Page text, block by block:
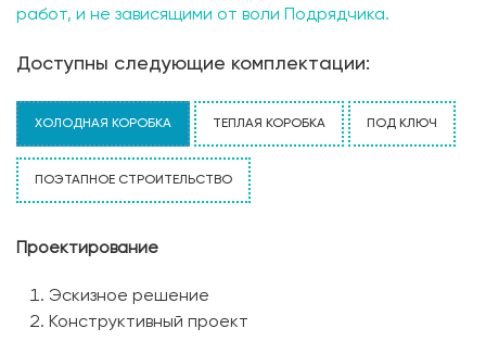
работ, и не зависящими от воли Подрядчика.
Доступны следующие комплектации:
ХОЛОДНАЯ КОРОБКА ТЕПЛАЯ КОРОБКА ПОД КЛЮЧ
ПОЭТАПНОЕ СТРОИТЕЛЬСТВО
Проектирование
Эскизное решение
Конструктивный проект